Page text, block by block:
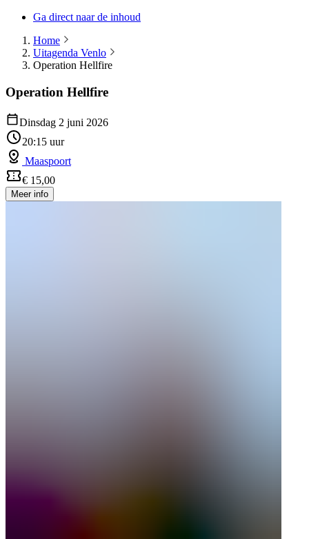
Ga direct naar de inhoud
Home
Uitagenda Venlo
Operation Hellfire
Operation Hellfire
Dinsdag 2 juni 2026
20:15 uur
Maaspoort
€ 15,00
Meer info